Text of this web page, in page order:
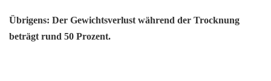
Übrigens: Der Gewichtsverlust während der Trocknung
beträgt rund 50 Prozent.